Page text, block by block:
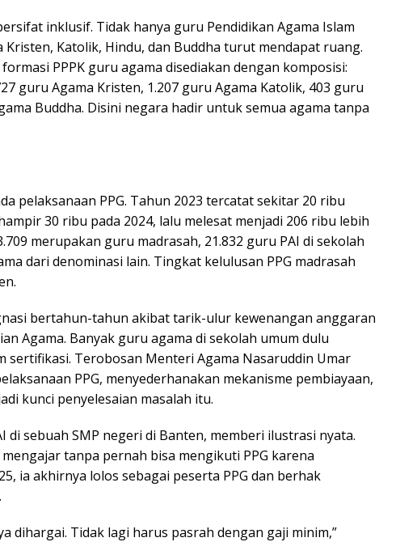
inklusif. Tidak hanya guru Pendidikan Agama Islam
Kristen, Katolik, Hindu, dan Buddha turut mendapat ruang.
PPPK guru agama disediakan dengan komposisi:
guru Agama Kristen, 1.207 guru Agama Katolik, 403 guru
Buddha. Disini negara hadir untuk semua agama tanpa
pelaksanaan PPG. Tahun 2023 tercatat sekitar 20 ribu
30 ribu pada 2024, lalu melesat menjadi 206 ribu lebih
merupakan guru madrasah, 21.832 guru PAI di sekolah
dari denominasi lain. Tingkat kelulusan PPG madrasah
bertahun-tahun akibat tarik-ulur kewenangan anggaran
Agama. Banyak guru agama di sekolah umum dulu
Terobosan Menteri Agama Nasaruddin Umar
PPG, menyederhanakan mekanisme pembiayaan,
kunci penyelesaian masalah itu.
di sebuah SMP negeri di Banten, memberi ilustrasi nyata.
tanpa pernah bisa mengikuti PPG karena
ia akhirnya lolos sebagai peserta PPG dan berhak
dihargai. Tidak lagi harus pasrah dengan gaji minim,”